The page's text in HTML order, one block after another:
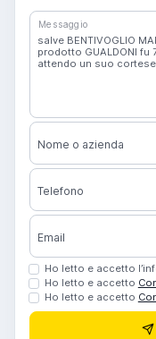
Messaggio
Nome o azienda
Telefono
Email
Ho letto e accetto
Ho letto e accetto
Ho letto e accetto